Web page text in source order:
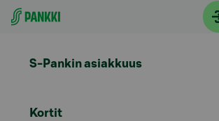
Siirry suoraan sisältöön
S-Pankin asiakkuus
Kortit